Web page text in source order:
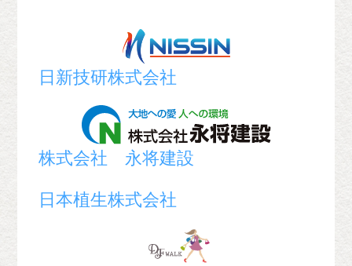
日新技研株式会社
株式会社 永将建設
日本植生株式会社